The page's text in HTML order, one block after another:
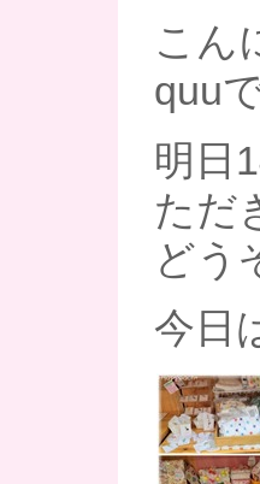
こん
quu
明日
ただ
どう
今日